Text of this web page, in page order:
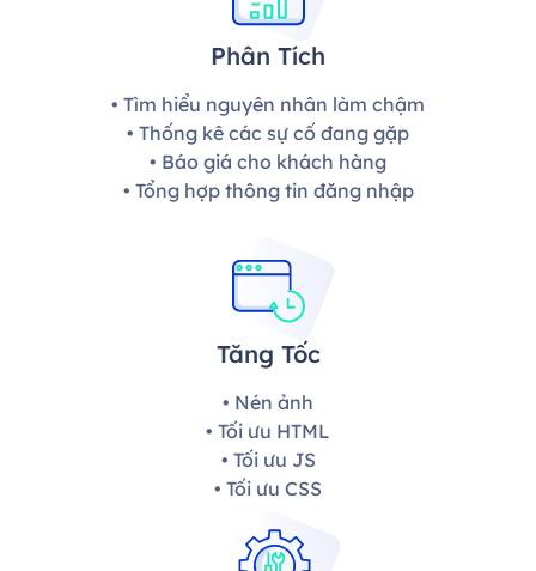
Phân Tích
• Tìm hiểu nguyên nhân làm chậm
• Thống kê các sự cố đang gặp
• Báo giá cho khách hàng
• Tổng hợp thông tin đăng nhập
Tăng Tốc
• Nén ảnh
• Tối ưu HTML
• Tối ưu JS
• Tối ưu CSS